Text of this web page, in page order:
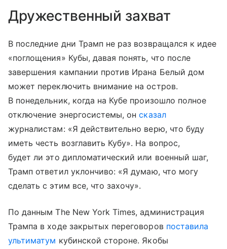
Дружественный захват
В последние дни Трамп не раз возвращался к идее
«поглощения» Кубы, давая понять, что после
завершения кампании против Ирана Белый дом
может переключить внимание на остров.
В понедельник, когда на Кубе произошло полное
отключение энергосистемы, онсказал
журналистам: «Я действительно верю, что буду
иметь честь возглавить Кубу». На вопрос,
будет ли это дипломатический или военный шаг,
Трамп ответил уклончиво: «Я думаю, что могу
сделать с этим все, что захочу».
По данным The New York Times, администрация
Трампа в ходе закрытых переговоров поставила
ультиматум кубинской стороне. Якобы